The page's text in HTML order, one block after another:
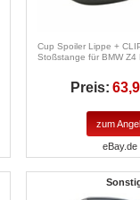
Cup Spoiler Lippe +
Stoßstange für BMW Z4
Preis:
zum
eBay.de